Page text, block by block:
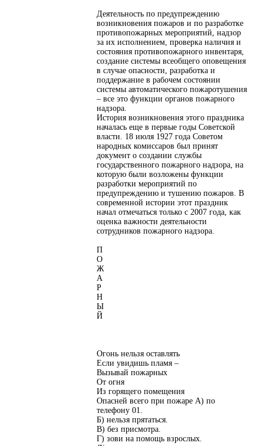
Деятельность по предупреждению
возникновения пожаров и по разработке
противопожарных мероприятий, надзор
за их исполнением, проверка наличия и
состояния противопожарного инвентаря,
создание системы всеобщего оповещения
в случае опасности, разработка и
поддержание в рабочем состоянии
системы автоматического пожаротушения
– все это функции органов пожарного
надзора.
История возникновения этого праздника
началась еще в первые годы Советской
власти. 18 июля 1927 года Советом
народных комиссаров был принят
документ о создании службы
государственного пожарного надзора, на
которую были возложены функции
разработки мероприятий по
предупреждению и тушению пожаров. В
современной истории этот праздник
начал отмечаться только с 2007 года, как
оценка важности деятельности
сотрудников пожарного надзора.
П
О
Ж
А
Р
Н
Ы
Й
Огонь нельзя оставлять
Если увидишь пламя –
Вызывай пожарных
От огня
Из горящего помещения
Опасней всего при пожаре А) по
телефону 01.
Б) нельзя прятаться.
В) без присмотра.
Г) зови на помощь взрослых.